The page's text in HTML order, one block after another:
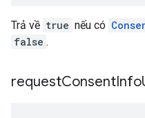
Trả về true nếu có
false .
requestConsentInfo